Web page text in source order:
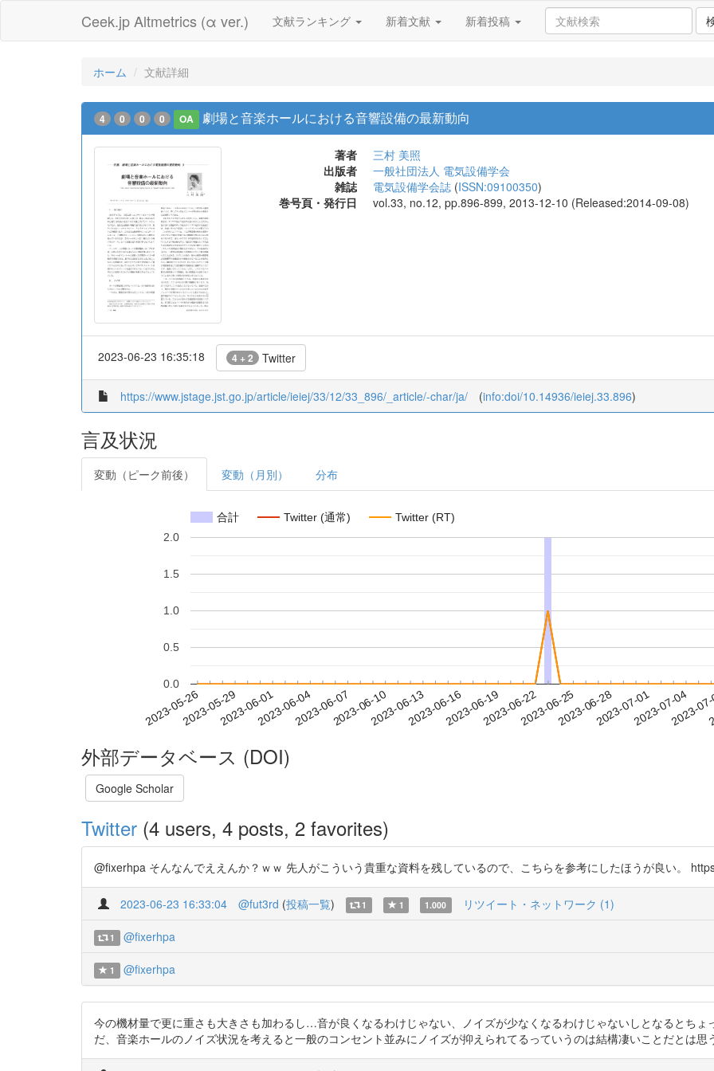
Ceek.jp Altmetrics (α ver.) 文献ランキング 新着文献 新着投稿
ホーム 文献詳細
4 0 0 0 OA 劇場と音楽ホールにおける音響設備の最新動向
著者
三村 美照
出版者
一般社団法人 電気設備学会
雑誌
電気設備学会誌 (ISSN:09100350)
巻号頁・発行日
vol.33, no.12, pp.896-899, 2013-12-10 (Released:2014-09-08)
2023-06-23 16:35:18 4 + 2 Twitter
https://www.jstage.jst.go.jp/article/ieiej/33/12/33_896/_article/-char/ja/ (info:doi/10.14936/ieiej.33.896)
言及状況
変動（ピーク前後） 変動（月別） 分布
合計 Twitter (通常) Twitter (RT)
2023-05-262023-05-292023-06-012023-06-042023-06-072023-06-102023-06-132023-06-162023-06-192023-06-222023-06-252023-06-282023-07-012023-07-04
2023-
0.0
0.5
1.0
1.5
2.0
外部データベース (DOI)
Google Scholar
Twitter (4 users, 4 posts, 2 favorites)
@fixerhpa そんなんでええんか？ｗｗ 先人がこういう貴重な資料を残しているので、こちらを参考にしたほうが良い。
2023-06-23 16:33:04 @fut3rd (投稿一覧) 1 1 1.000 リツイート・ネットワーク (1)
1 @fixerhpa
1 @fixerhpa
今の機材量で更に重さも大きさも加わるし…音が良くなるわけじゃない、ノイズが少なくなるわけじゃないしとなるとち
だ、音楽ホールのノイズ状況を考えると一般のコンセント並みにノイズが抑えられてるっていうのは結構凄いことだとは